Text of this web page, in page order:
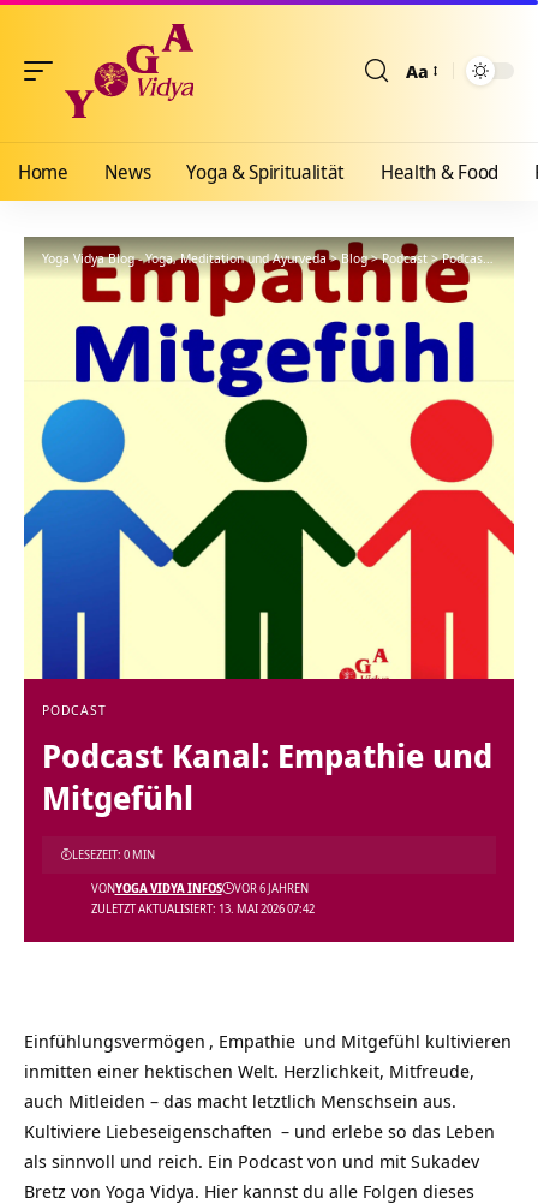
Aa
Home News Yoga & Spiritualität Health & Food
Yoga Vidya Blog - Yoga, Meditation und Ayurveda>Blog>Podcast>Podcast Kanal: Empathie und Mitgefühl
PODCAST
Podcast Kanal: Empathie und
Mitgefühl
ZULETZT AKTUALISIERT: 13. MAI 2026 07:42
VONYOGA VIDYA INFOS VOR 6 JAHREN
LESEZEIT: 0 MIN
Einfühlungsvermögen , Empathie und Mitgefühl kultivieren
inmitten einer hektischen Welt. Herzlichkeit, Mitfreude,
auch Mitleiden – das macht letztlich Menschsein aus.
Kultiviere Liebeseigenschaften – und erlebe so das Leben
als sinnvoll und reich. Ein Podcast von und mit Sukadev
Bretz von Yoga Vidya. Hier kannst du alle Folgen dieses